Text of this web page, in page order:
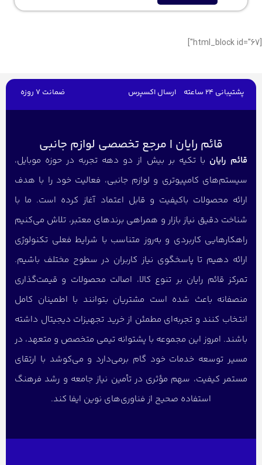
[html_block id="67"]
پشتیبانی 24 ساعته ارسال اکسپرس ضمانت 7 روزه
قائم رایان | مرجع تخصصی لوازم جانبی
قائم رایان با تکیه بر بیش از دو دهه تجربه در حوزه موبایل،
سیستم‌های کامپیوتری و لوازم جانبی، فعالیت خود را با هدف
ارائه محصولات باکیفیت و قابل اعتماد آغاز کرده است. ما با
شناخت دقیق نیاز بازار و همراهی برندهای معتبر، تلاش می‌کنیم
راهکارهایی کاربردی و به‌روز متناسب با شرایط فعلی تکنولوژی
ارائه دهیم تا پاسخگوی نیاز کاربران در سطوح مختلف باشیم.
تمرکز قائم رایان بر تنوع کالا، اصالت محصولات و قیمت‌گذاری
منصفانه باعث شده است مشتریان بتوانند با اطمینان کامل
انتخاب کنند و تجربه‌ای مطمئن از خرید تجهیزات دیجیتال داشته
باشند. امروز این مجموعه با پشتوانه تیمی متخصص و متعهد، در
مسیر توسعه خدمات خود گام برمی‌دارد و می‌کوشد با ارتقای
مستمر کیفیت، سهم مؤثری در تأمین نیاز جامعه و رشد فرهنگ
استفاده صحیح از فناوری‌های نوین ایفا کند.